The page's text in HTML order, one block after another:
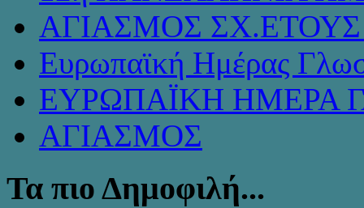
ΑΓΙΑΣΜΟΣ ΣΧ.ΕΤΟΥΣ
Ευρωπαϊκή Ημέρας
ΕΥΡΩΠΑΪΚΗ ΗΜΕΡΑ
ΑΓΙΑΣΜΟΣ
Τα πιο Δημοφιλή...